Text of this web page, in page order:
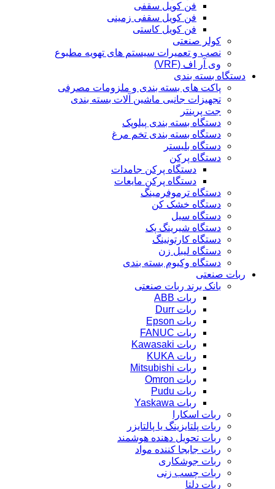
فن کویل سقفی
فن کویل سقفی زمینی
فن کویل کاستی
کولر صنعتی
نصب و تعمیرات سیستم های تهویه مطبوع
وی آر اف (VRF)
دستگاه بسته بندی
پاکت های بسته بندی و ملزومات مصرفی
تجهیزات جانبی ماشین آلات بسته بندی
جت پرینتر
دستگاه بسته بندی پیلوپک
دستگاه بسته بندی تخم مرغ
دستگاه بلیستر
دستگاه پرکن
دستگاه پرکن جامدات
دستگاه پرکن مایعات
دستگاه ترموفرمینگ
دستگاه خشک کن
دستگاه سیل
دستگاه شیرینگ پک
دستگاه کارتونینگ
دستگاه لیبل زن
دستگاه وکیوم بسته بندی
ربات صنعتی
بانک برند ربات صنعتی
ربات ABB
ربات Durr
ربات Epson
ربات FANUC
ربات Kawasaki
ربات KUKA
ربات Mitsubishi
ربات Omron
ربات Pudu
ربات Yaskawa
ربات اسکارا
ربات پلتایزینگ یا پالتایزر
ربات تحویل دهنده هوشمند
ربات جابجا کننده مواد
ربات جوشکاری
ربات چسب زنی
ربات دلتا